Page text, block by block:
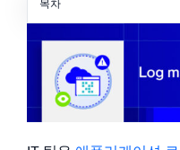
AI/ML 기반
독자 알고리즘, 머신러닝 및 생성
지능형 보안 운영
목차
사이버보안에서의 로
클라우드 운영에서의
감사 로그 관리의 중요성
오늘 바로 로그 데이터